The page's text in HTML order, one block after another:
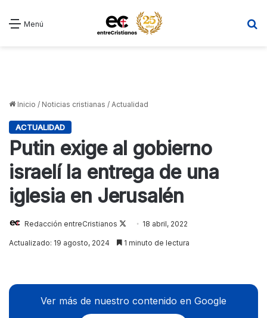
Menú
Inicio / Noticias cristianas / Actualidad
ACTUALIDAD
Putin exige al gobierno
israelí la entrega de una
iglesia en Jerusalén
Redacción entreCristianos
Follow18 abril, 2022
Actualizado: 19 agosto, 2024 1 minuto de lectura
Ver más de nuestro contenido en Google